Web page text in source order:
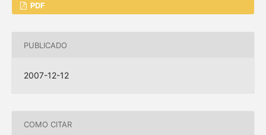
PDF
PUBLICADO
2007-12-12
COMO CITAR